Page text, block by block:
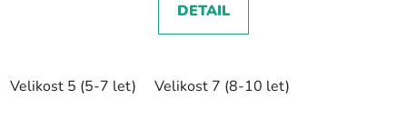
DETAIL
Velikost 5 (5-7 let) Velikost 7 (8-10 let)